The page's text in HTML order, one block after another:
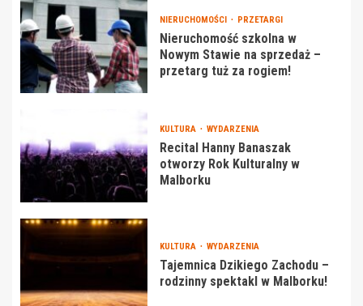
NIERUCHOMOŚCI PRZETARGI
Nieruchomość szkolna w
Nowym Stawie na sprzedaż –
przetarg tuż za rogiem!
KULTURA WYDARZENIA
Recital Hanny Banaszak
otworzy Rok Kulturalny w
Malborku
KULTURA WYDARZENIA
Tajemnica Dzikiego Zachodu –
rodzinny spektakl w Malborku!